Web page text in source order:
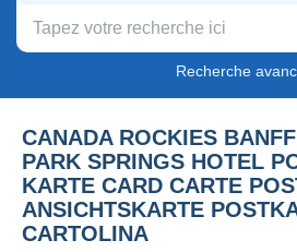
Recherche
CANADA ROCKIES
PARK SPRINGS HOTEL
KARTE CARD CARTE
ANSICHTSKARTE
CARTOLINA